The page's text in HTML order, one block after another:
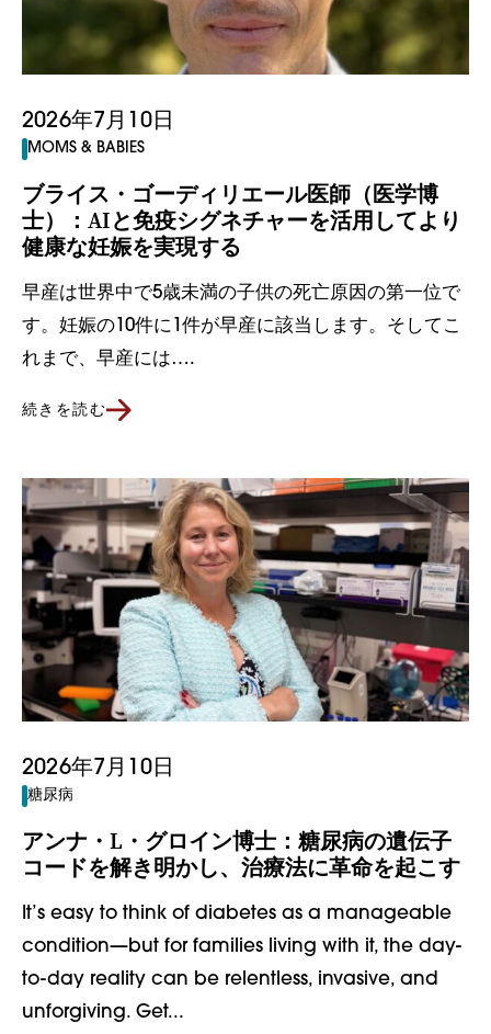
2026年7月10日
MOMS & BABIES
ブライス・ゴーディリエール医師（医学博
士）：AIと免疫シグネチャーを活用してより
健康な妊娠を実現する
早産は世界中で5歳未満の子供の死亡原因の第一位で
す。妊娠の10件に1件が早産に該当します。そしてこ
れまで、早産には….
続きを読む
2026年7月10日
糖尿病
アンナ・L・グロイン博士：糖尿病の遺伝子
コードを解き明かし、治療法に革命を起こす
It’s easy to think of diabetes as a manageable
condition—but for families living with it, the day-
to-day reality can be relentless, invasive, and
unforgiving. Get...